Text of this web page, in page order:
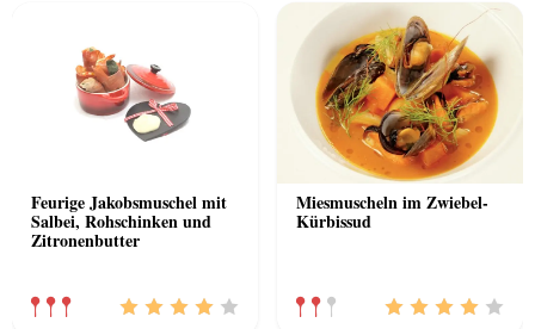
Feurige Jakobsmuschel mit
Salbei, Rohschinken und
Zitronenbutter
Miesmuscheln im Zwiebel-
Kürbissud